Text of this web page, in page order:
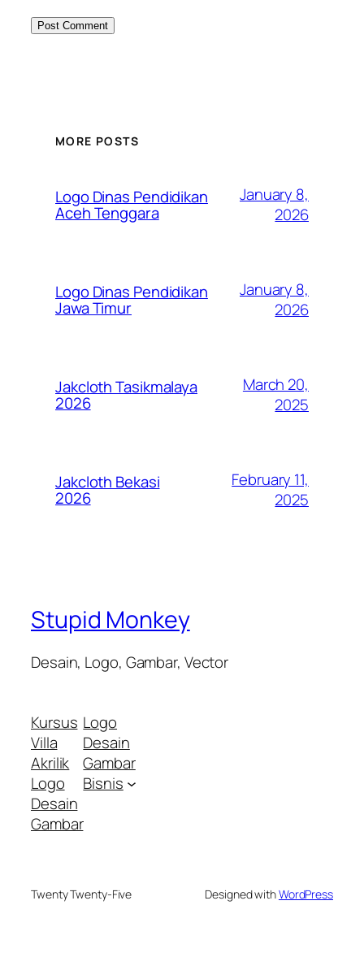
MORE POSTS
Logo Dinas Pendidikan
Aceh Tenggara
January 8,
2026
Logo Dinas Pendidikan
Jawa Timur
January 8,
2026
Jakcloth Tasikmalaya
2026
March 20,
2025
Jakcloth Bekasi
2026
February 11,
2025
Stupid Monkey
Desain, Logo, Gambar, Vector
Kursus
Villa
Akrilik
Logo
Desain
Gambar
Logo
Desain
Gambar
Bisnis
Twenty Twenty-Five Designed withWordPress